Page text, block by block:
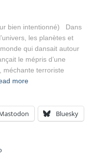
bien intentionné) Dans
les planètes et
qui dansait autour
le mépris d’une
méchante terroriste
more
Bluesky